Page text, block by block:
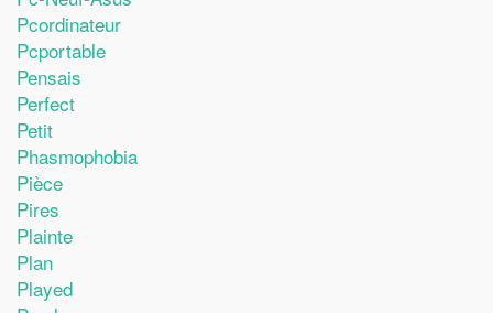
Pcordinateur
Pcportable
Pensais
Perfect
Petit
Phasmophobia
Pièce
Pires
Plainte
Plan
Played